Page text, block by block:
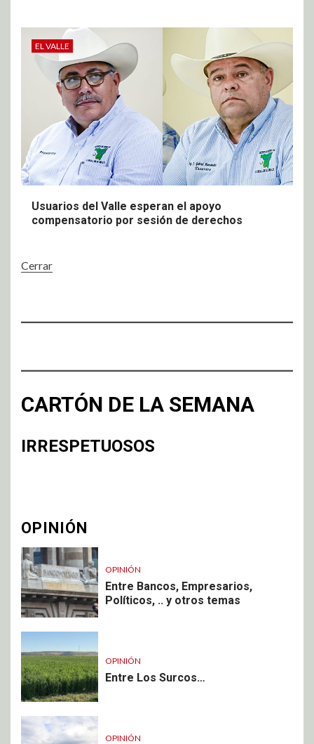
EL VALLE
Usuarios del Valle esperan el apoyo
compensatorio por sesión de derechos
Cerrar
CARTÓN DE LA SEMANA
IRRESPETUOSOS
OPINIÓN
OPINIÓN
Entre Bancos, Empresarios,
Políticos, .. y otros temas
OPINIÓN
Entre Los Surcos…
OPINIÓN